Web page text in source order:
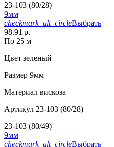
23-103 (80/28)
9мм
checkmark_alt_circleВыбрать
98.91 р.
По 25 м
Цвет зеленый
Размер 9мм
Материал вискоза
Артикул 23-103 (80/28)
23-103 (80/49)
9мм
checkmark_alt_circleВыбрать